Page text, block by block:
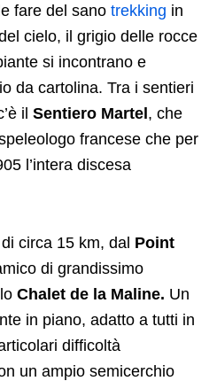
fare del sano trekking in
cielo, il grigio delle rocce
si incontrano e
da cartolina. Tra i sentieri
il Sentiero Martel, che
francese che per
l’intera discesa
circa 15 km, dal Point
di grandissimo
Chalet de la Maline. Un
in piano, adatto a tutti in
difficoltà
un ampio semicerchio